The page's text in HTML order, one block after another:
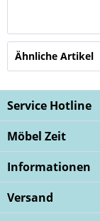
Ähnliche Artikel
Service Hotline
Möbel Zeit
Informationen
Versand